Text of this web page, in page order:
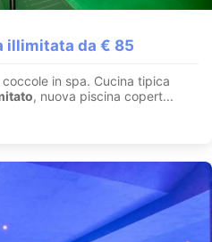
del Chianti. Potrete gustare
immersi nella Rom...
illimitata da € 85
in spa. Cucina tipica
, nuova piscina copert...